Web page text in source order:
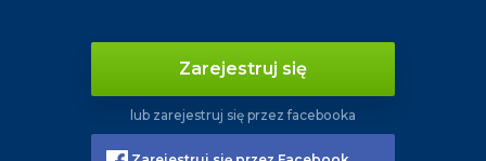
Zarejestruj się
lub zarejestruj się przez facebooka